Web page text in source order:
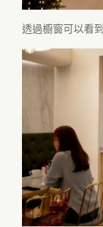
透過櫥窗可以看